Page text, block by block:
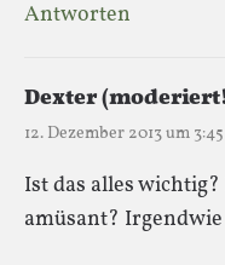
Antworten
Dexter
12. Dezember 2013 um
Ist das alles
amüsant?